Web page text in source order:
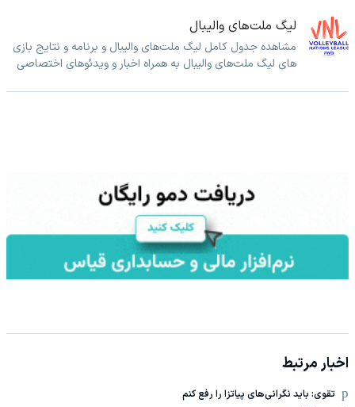
لیگ ملت‌های والیبال
مشاهده جدول کامل لیگ ملت‌های والیبال و برنامه و نتایج بازی
های لیگ ملت‌های والیبال به همراه اخبار و ویدئوهای اختصاصی
اخبار مرتبط
تقوی: باید نگرانی‌های پیاتزا را رفع کنم